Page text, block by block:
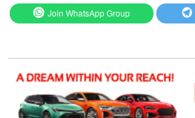
Join WhatsApp Group